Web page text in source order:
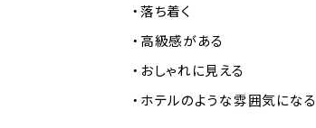
・落ち着く
・高級感がある
・おしゃれに見える
・ホテルのような雰囲気になる